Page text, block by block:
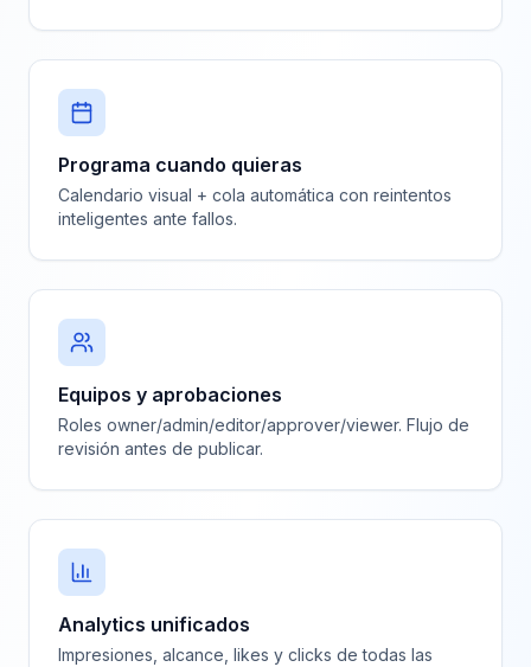
Programa cuando quieras
Calendario visual + cola automática con reintentos
inteligentes ante fallos.
Equipos y aprobaciones
Roles owner/admin/editor/approver/viewer. Flujo de
revisión antes de publicar.
Analytics unificados
Impresiones, alcance, likes y clicks de todas las